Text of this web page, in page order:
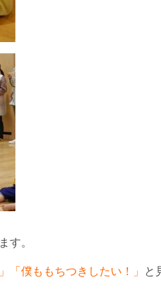
す。
「僕ももちつきしたい！」
と